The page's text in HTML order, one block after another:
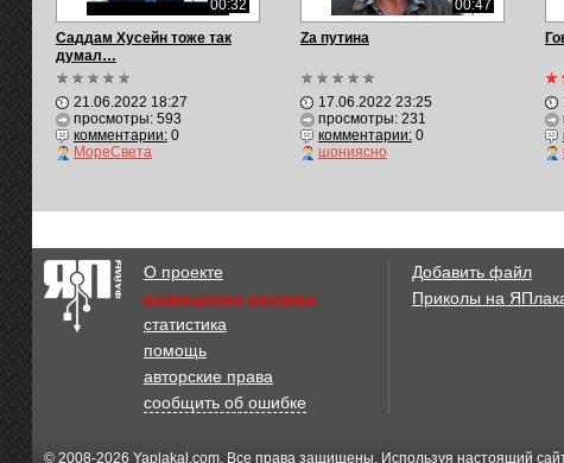
00:32
Саддам Хусейн тоже так
думал…
21.06.2022 18:27
просмотры: 593
комментарии:0
МореСвета
00:47
Zа путина
17.06.2022 23:25
просмотры: 231
комментарии:0
шониясно
О проекте
размещение рекламы
статистика
помощь
авторские права
сообщить об ошибке
Добавить файл
Приколы на
© 2008-2026 Yaplakal.com. Все права защищены. Используя настоящий